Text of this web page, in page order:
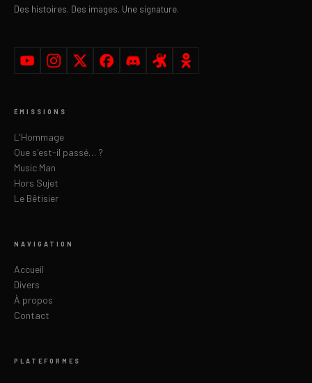
Des histoires. Des images. Une signature.
ÉMISSIONS
L'Hommage
Que s'est-il passé… ?
Music Man
Hors Sujet
Le Bêtisier
NAVIGATION
Accueil
Divers
À propos
Contact
PLATEFORMES